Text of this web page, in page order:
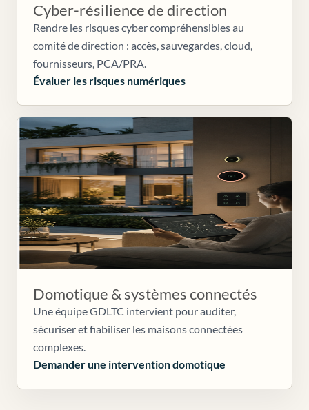
Cyber-résilience de direction
Rendre les risques cyber compréhensibles au
comité de direction : accès, sauvegardes, cloud,
fournisseurs, PCA/PRA.
Évaluer les risques numériques
Domotique & systèmes connectés
Une équipe GDLTC intervient pour auditer,
sécuriser et fiabiliser les maisons connectées
complexes.
Demander une intervention domotique